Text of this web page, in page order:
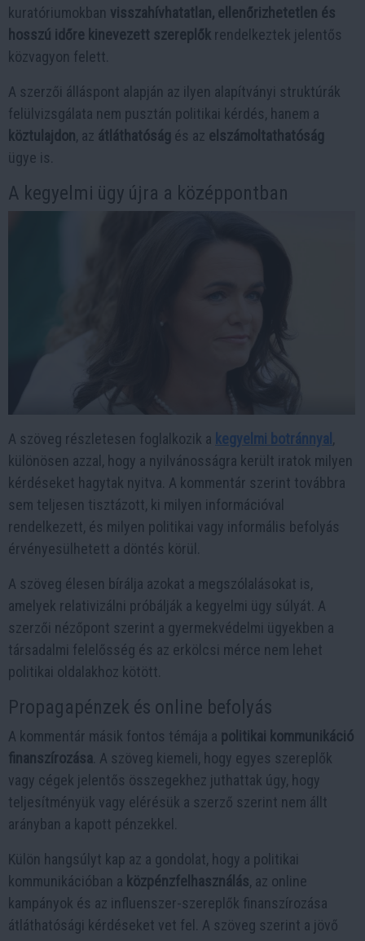
kuratóriumokban visszahívhatatlan, ellenőrizhetetlen és
hosszú időre kinevezett szereplők rendelkeztek jelentős
közvagyon felett.
A szerzői álláspont alapján az ilyen alapítványi struktúrák
felülvizsgálata nem pusztán politikai kérdés, hanem a
köztulajdon, az átláthatóság és az elszámoltathatóság
ügye is.
A kegyelmi ügy újra a középpontban
A szöveg részletesen foglalkozik a kegyelmi botránnyal ,
különösen azzal, hogy a nyilvánosságra került iratok milyen
kérdéseket hagytak nyitva. A kommentár szerint továbbra
sem teljesen tisztázott, ki milyen információval
rendelkezett, és milyen politikai vagy informális befolyás
érvényesülhetett a döntés körül.
A szöveg élesen bírálja azokat a megszólalásokat is,
amelyek relativizálni próbálják a kegyelmi ügy súlyát. A
szerzői nézőpont szerint a gyermekvédelmi ügyekben a
társadalmi felelősség és az erkölcsi mérce nem lehet
politikai oldalakhoz kötött.
Propagapénzek és online befolyás
A kommentár másik fontos témája a politikai kommunikáció
finanszírozása . A szöveg kiemeli, hogy egyes szereplők
vagy cégek jelentős összegekhez juthattak úgy, hogy
teljesítményük vagy elérésük a szerző szerint nem állt
arányban a kapott pénzekkel.
Külön hangsúlyt kap az a gondolat, hogy a politikai
kommunikációban a közpénzfelhasználás, az online
kampányok és az influenszer-szereplők finanszírozása
átláthatósági kérdéseket vet fel. A szöveg szerint a jövő